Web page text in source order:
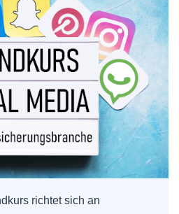
richtet sich an